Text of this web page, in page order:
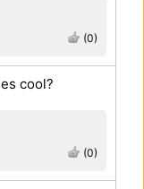
(0)
(0)
cool?